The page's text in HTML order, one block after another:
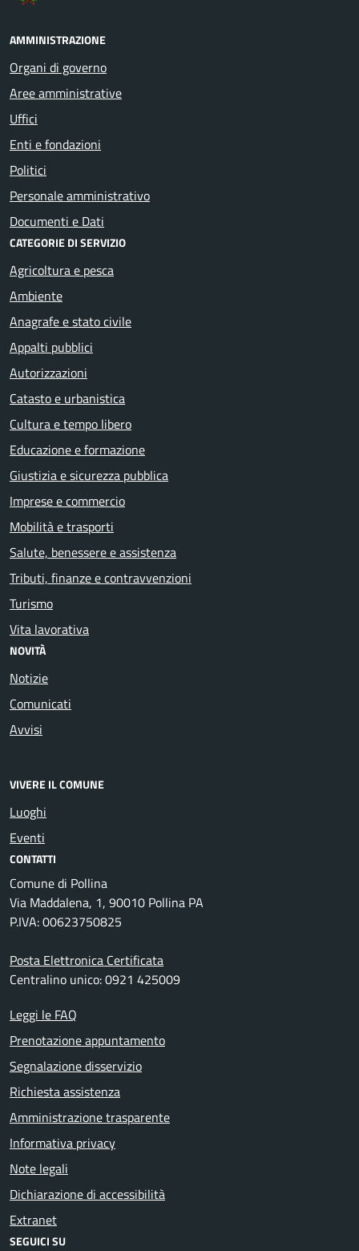
AMMINISTRAZIONE
Organi di governo
Aree amministrative
Uffici
Enti e fondazioni
Politici
Personale amministrativo
Documenti e Dati
CATEGORIE DI SERVIZIO
Agricoltura e pesca
Ambiente
Anagrafe e stato civile
Appalti pubblici
Autorizzazioni
Catasto e urbanistica
Cultura e tempo libero
Educazione e formazione
Giustizia e sicurezza pubblica
Imprese e commercio
Mobilità e trasporti
Salute, benessere e assistenza
Tributi, finanze e contravvenzioni
Turismo
Vita lavorativa
NOVITÀ
Notizie
Comunicati
Avvisi
VIVERE IL COMUNE
Luoghi
Eventi
CONTATTI
Comune di Pollina
Via Maddalena, 1, 90010 Pollina PA
P.IVA: 00623750825
Posta Elettronica Certificata
Centralino unico: 0921 425009
Leggi le FAQ
Prenotazione appuntamento
Segnalazione disservizio
Richiesta assistenza
Amministrazione trasparente
Informativa privacy
Note legali
Dichiarazione di accessibilità
Extranet
SEGUICI SU